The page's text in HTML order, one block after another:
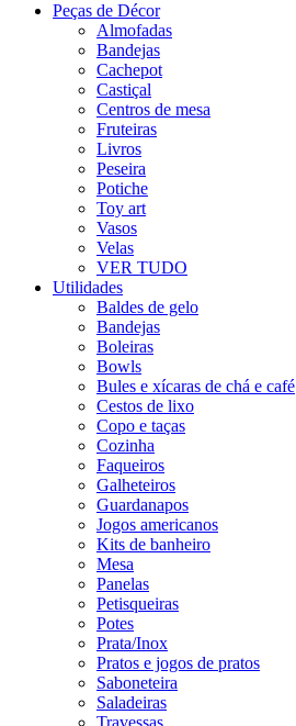
Peças de Décor
Almofadas
Bandejas
Cachepot
Castiçal
Centros de mesa
Fruteiras
Livros
Peseira
Potiche
Toy art
Vasos
Velas
VER TUDO
Utilidades
Baldes de gelo
Bandejas
Boleiras
Bowls
Bules e xícaras de chá e café
Cestos de lixo
Copo e taças
Cozinha
Faqueiros
Galheteiros
Guardanapos
Jogos americanos
Kits de banheiro
Mesa
Panelas
Petisqueiras
Potes
Prata/Inox
Pratos e jogos de pratos
Saboneteira
Saladeiras
Travessas